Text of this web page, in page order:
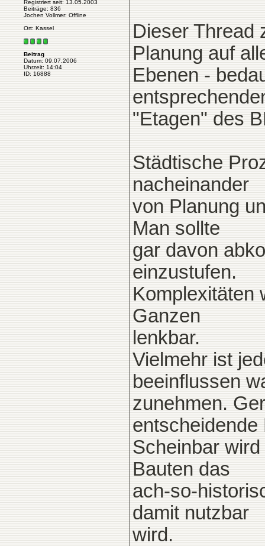
Registriert seit: 13.05.2003
Beiträge: 836
Jochen Vollmer: Offline
Ort: Kassel
Beitrag
Datum: 09.07.2006
Uhrzeit: 14:04
ID: 16888
Dieser Thread
Planung auf
Ebenen -
"Etagen" des
Städtische
nacheinander
von Planung
Man sollte
gar davon
einzustufen.
Komplexitäten
Ganzen
lenkbar.
Vielmehr ist
beeinflussen
zunehmen.
entscheidende
Scheinbar
Bauten das
ach-so-
damit nutzbar
wird.